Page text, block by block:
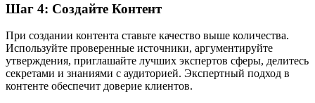
Шаг 4: Создайте Контент
При создании контента ставьте качество выше количества.
Используйте проверенные источники, аргументируйте
утверждения, приглашайте лучших экспертов сферы, делитесь
секретами и знаниями с аудиторией. Экспертный подход в
контенте обеспечит доверие клиентов.